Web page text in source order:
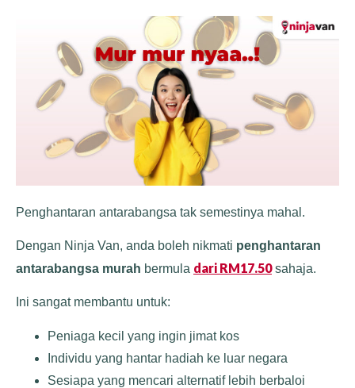
Penghantaran antarabangsa tak semestinya mahal.
Dengan Ninja Van, anda boleh nikmati penghantaran
antarabangsa murah bermula dari RM17.50sahaja.
Ini sangat membantu untuk:
Peniaga kecil yang ingin jimat kos
Individu yang hantar hadiah ke luar negara
Sesiapa yang mencari alternatif lebih berbaloi